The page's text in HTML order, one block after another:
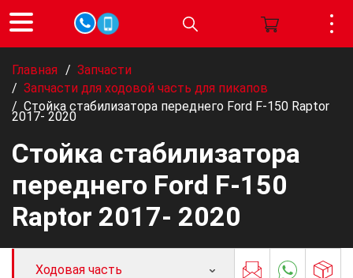
Главная / Запчасти
/ Запчасти для ходовой часть для пикапов
/ Стойка стабилизатора переднего Ford F-150 Raptor
2017- 2020
Стойка стабилизатора
переднего Ford F-150
Raptor 2017- 2020
Ходовая часть